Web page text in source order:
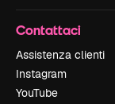
Contattaci
Assistenza clienti
Instagram
YouTube